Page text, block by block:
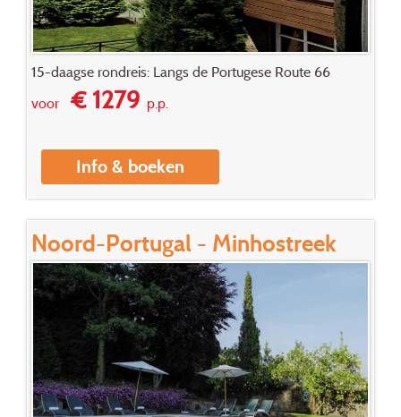
15-daagse rondreis: Langs de Portugese Route 66
voor€ 1279p.p.
Info & boeken
Noord-Portugal - Minhostreek